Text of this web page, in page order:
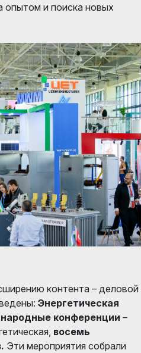
опытом и поиска новых
контента – деловой
Энергетическая
конференции –
восемь
Эти мероприятия собрали